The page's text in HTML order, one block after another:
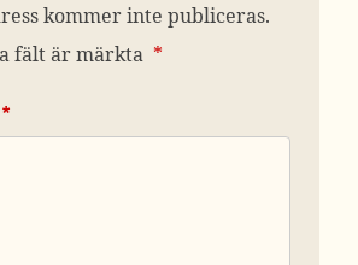
kommer inte publiceras.
fält är märkta *
*